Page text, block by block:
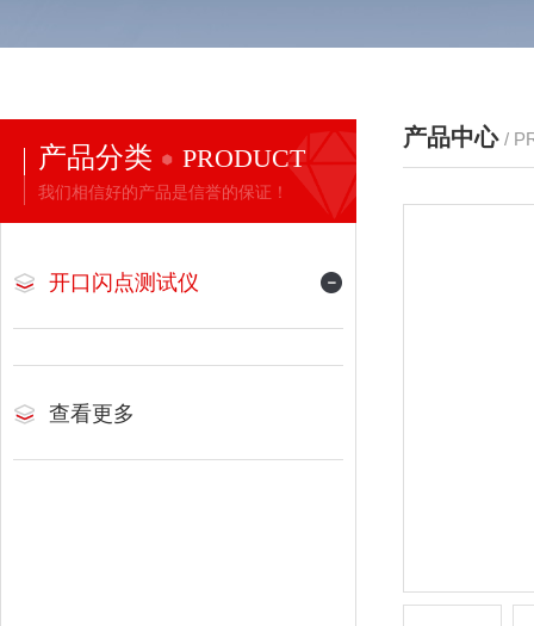
产品分类 PRODUCT
我们相信好的产品是信誉的保证！
开口闪点测试仪
查看更多
产品中心 /